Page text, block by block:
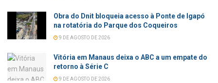
Obra do Dnit bloqueia acesso à Ponte de Igapó
na rotatória do Parque dos Coqueiros
9 DE AGOSTO DE 2026
Vitória em Manaus deixa o ABC a um empate do
retorno à Série C
9 DE AGOSTO DE 2026